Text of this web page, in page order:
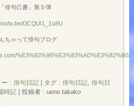
俳句己書」第５弾
OCQUl1_1u8U
ちゃって俳句ブログ
%E3%83%96%E3%83%AD%E3%82%B0/
ー : 俳句日記 タグ : 俳句日記, 俳句日
時記
投稿者 : ueno takako